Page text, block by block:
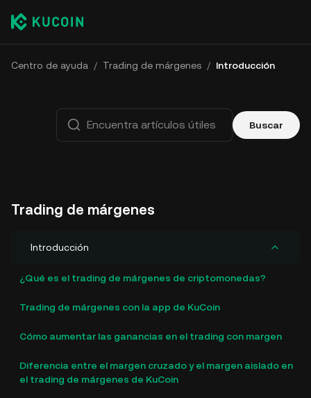
Centro de ayuda / Trading de márgenes / Introducción
Buscar
Trading de márgenes
Introducción
¿Qué es el trading de márgenes de criptomonedas?
Trading de márgenes con la app de KuCoin
Cómo aumentar las ganancias en el trading con margen
Diferencia entre el margen cruzado y el margen aislado en
el trading de márgenes de KuCoin